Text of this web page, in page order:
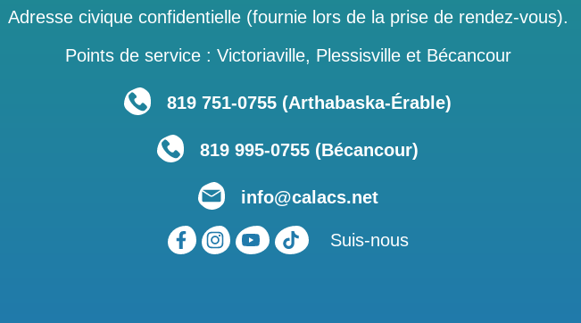
Adresse civique confidentielle (fournie lors de la prise de rendez-vous).
Points de service : Victoriaville, Plessisville et Bécancour
819 751‑0755 (Arthabaska-Érable)
819 995-0755 (Bécancour)
info@calacs.net
Suis-nous